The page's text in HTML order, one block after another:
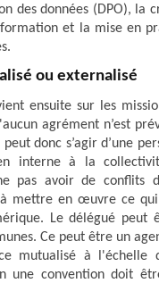
des données (DPO), la
et la mise en
ou externalisé
ensuite sur les
agrément n’est
peut donc s’agir d’une
interne à la
pas avoir de conflits
mettre en œuvre ce
Le délégué
Ce peut être un
mutualisé à l'échelle
une convention doit